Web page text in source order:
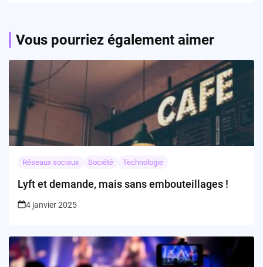
Vous pourriez également aimer
Réseaux sociaux Société Technologie
Lyft et demande, mais sans embouteillages !
4 janvier 2025